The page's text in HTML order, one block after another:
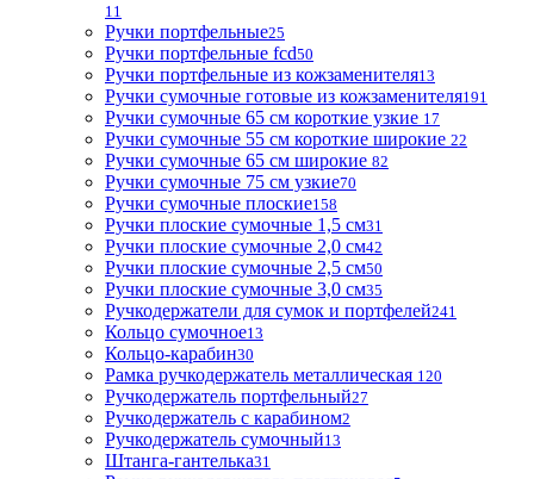
11
Ручки портфельные25
Ручки портфельные fcd50
Ручки портфельные из кожзаменителя13
Ручки сумочные готовые из кожзаменителя191
Ручки сумочные 65 см короткие узкие 17
Ручки сумочные 55 см короткие широкие 22
Ручки сумочные 65 см широкие 82
Ручки сумочные 75 см узкие70
Ручки сумочные плоские158
Ручки плоские сумочные 1,5 см31
Ручки плоские сумочные 2,0 см42
Ручки плоские сумочные 2,5 см50
Ручки плоские сумочные 3,0 см35
Ручкодержатели для сумок и портфелей241
Кольцо сумочное13
Кольцо-карабин30
Рамка ручкодержатель металлическая 120
Ручкодержатель портфельный27
Ручкодержатель с карабином2
Ручкодержатель сумочный13
Штанга-гантелька31